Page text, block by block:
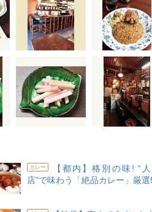
カレー
【都内】格別の味! “
店”で味わう「絶品カレー」厳選